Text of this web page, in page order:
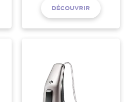
DÉCOUVRIR